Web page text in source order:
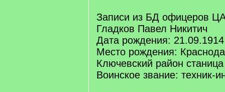
Записи из БД офицеров
Гладков Павел Никитич
Дата рождения: 21.09.1914
Место рождения:
Ключевский район
Воинское звание: техник-